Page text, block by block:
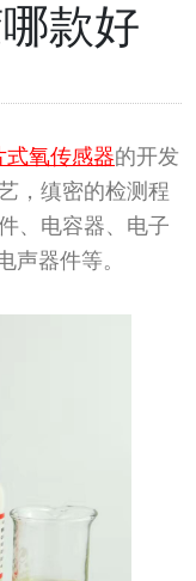
款好
式氧传感器的开发
，缜密的检测程
、电容器、电子
声器件等。